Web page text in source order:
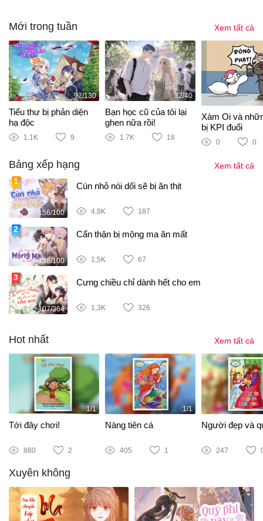
Mới trong tuần Xem tất cả
92/130
Tiểu thư bị phản diện
hạ độc
1.1K 9
32/40
Bạn học cũ của tôi lại
ghen nữa rồi!
1.7K 18
Xàm Oi và
bị KPI đuổi
0 0
Bảng xếp hạng Xem tất cả
156/100
Cún nhỏ nói dối sẽ bị ăn thịt
4,8K 187
138/100
Cẩn thận bị mộng ma ăn mất
1,5K 67
107/364
Cưng chiều chỉ dành hết cho em
1,3K 326
Hot nhất Xem tất cả
1/1
Tới đây chơi!
880 2
1/1
Nàng tiên cá
405 1
Người đẹp và
247
Xuyên không